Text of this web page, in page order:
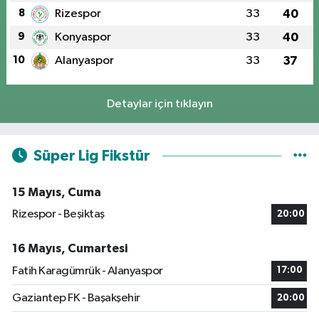
8 Rizespor 33 40
9 Konyaspor 33 40
10 Alanyaspor 33 37
Detaylar için tıklayın
Süper Lig Fikstür
15 Mayıs, Cuma
Rizespor - Beşiktaş
20:00
16 Mayıs, Cumartesi
Fatih Karagümrük - Alanyaspor
17:00
Gaziantep FK - Başakşehir 20:00